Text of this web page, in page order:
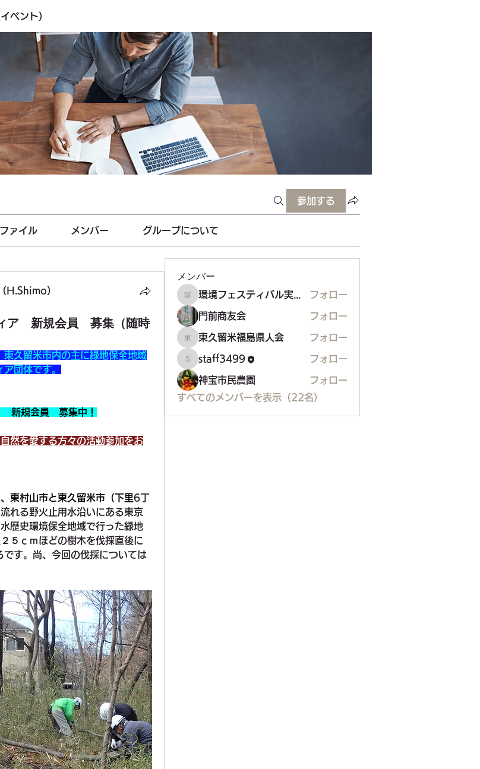
ベント）
参加する
ファイル メンバー グループについて
H.Shimo）
ア 新規会員 募集（随時
東久留米市内の主に緑地保全地域
団体です。
新規会員　募集中！
然を愛する方々の活動参加をお
東村山市と東久留米市（下里6丁
れる野火止用水沿いにある東京
歴史環境保全地域で行った緑地
５ｃｍほどの樹木を伐採直後に
す。尚、今回の伐採については
メンバー
環境フェスティバル実行委員会
環境フェスティバル実行委員会 フォロー
門前商友会 フォロー
東久留米福島県人会
東久留米福島県人会 フォロー
staff3499
staff3499 フォロー
神宝市民農園
フォロー
すべてのメンバーを表示（22名）